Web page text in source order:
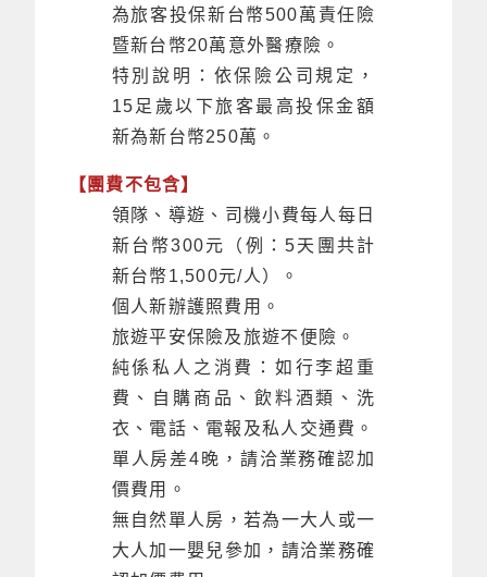
為旅客投保新台幣500萬責任險
暨新台幣20萬意外醫療險。
特別說明：依保險公司規定，
15足歲以下旅客最高投保金額
新為新台幣250萬。
【團費不包含】
領隊、導遊、司機小費每人每日
新台幣300元（例：5天團共計
新台幣1,500元/人）。
個人新辦護照費用。
旅遊平安保險及旅遊不便險。
純係私人之消費：如行李超重
費、自購商品、飲料酒類、洗
衣、電話、電報及私人交通費。
單人房差4晚，請洽業務確認加
價費用。
無自然單人房，若為一大人或一
大人加一嬰兒參加，請洽業務確